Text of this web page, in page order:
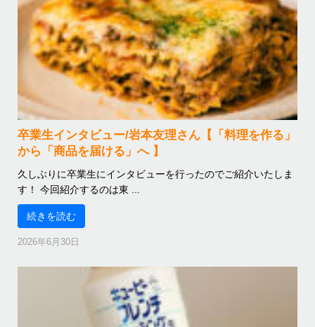
卒業生インタビュー/岩本友理さん【「料理を作る」
から「商品を届ける」へ 】
久しぶりに卒業生にインタビューを行ったのでご紹介いたしま
す！ 今回紹介するのは東 ...
続きを読む
2026年6月30日